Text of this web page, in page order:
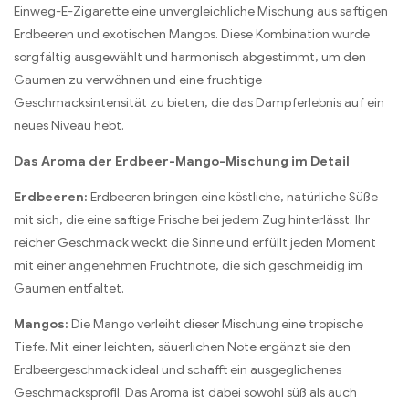
Einweg-E-Zigarette eine unvergleichliche Mischung aus saftigen
Erdbeeren und exotischen Mangos. Diese Kombination wurde
sorgfältig ausgewählt und harmonisch abgestimmt, um den
Gaumen zu verwöhnen und eine fruchtige
Geschmacksintensität zu bieten, die das Dampferlebnis auf ein
neues Niveau hebt.
Das Aroma der Erdbeer-Mango-Mischung im Detail
Erdbeeren: Erdbeeren bringen eine köstliche, natürliche Süße
mit sich, die eine saftige Frische bei jedem Zug hinterlässt. Ihr
reicher Geschmack weckt die Sinne und erfüllt jeden Moment
mit einer angenehmen Fruchtnote, die sich geschmeidig im
Gaumen entfaltet.
Mangos: Die Mango verleiht dieser Mischung eine tropische
Tiefe. Mit einer leichten, säuerlichen Note ergänzt sie den
Erdbeergeschmack ideal und schafft ein ausgeglichenes
Geschmacksprofil. Das Aroma ist dabei sowohl süß als auch